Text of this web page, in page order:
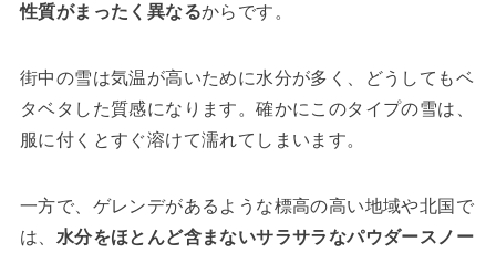
性質がまったく異なるからです。
街中の雪は気温が高いために水分が多く、どうしてもベ
タベタした質感になります。確かにこのタイプの雪は、
服に付くとすぐ溶けて濡れてしまいます。
一方で、ゲレンデがあるような標高の高い地域や北国で
は、 水分をほとんど含まないサラサラなパウダースノー